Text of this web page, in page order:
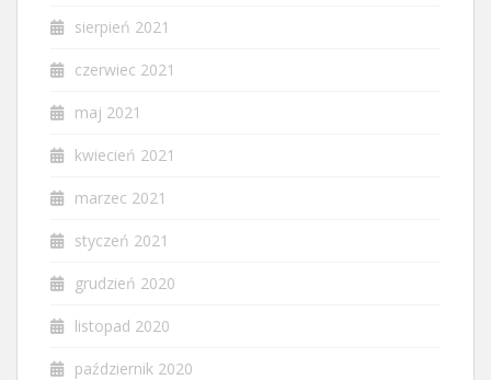
sierpień 2021
czerwiec 2021
maj 2021
kwiecień 2021
marzec 2021
styczeń 2021
grudzień 2020
listopad 2020
październik 2020